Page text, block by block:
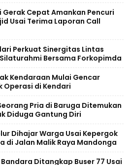
Cepat Amankan Pencuri
Usai Terima Laporan Call
Perkuat Sinergitas Lintas
Bersama Forkopimda
Kendaraan Mulai Gencar
Operasi di Kendari
Pria di Baruga Ditemukan
Diduga Gantung Diri
Dihajar Warga Usai Kepergok
di Jalan Malik Raya Mandonga
Ditangkap Buser 77 Usai